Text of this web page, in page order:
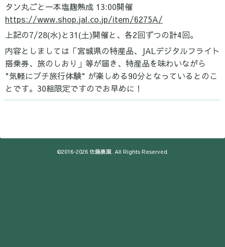
タン丸ごと一本塩麹熟成 13:00開催
https://www.shop.jal.co.jp/item/6275A/
上記の7/28(水)と31(土)開催と、各2回ずつの計4回。
内容としましては「宮城県の特産品、JALデジタルフライト
搭乗券、旅のしおり」等が届き、特産品を味わいながら
"気軽にプチ旅行体験" が楽しめる90分となっているとのこ
とです。30組限定ですのでお早めに！
©2016-2026 佐藤農園. All Rights Reserved.